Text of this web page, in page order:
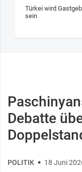
Türkei wird
sein
Debatte
POLITIK 18 Juni